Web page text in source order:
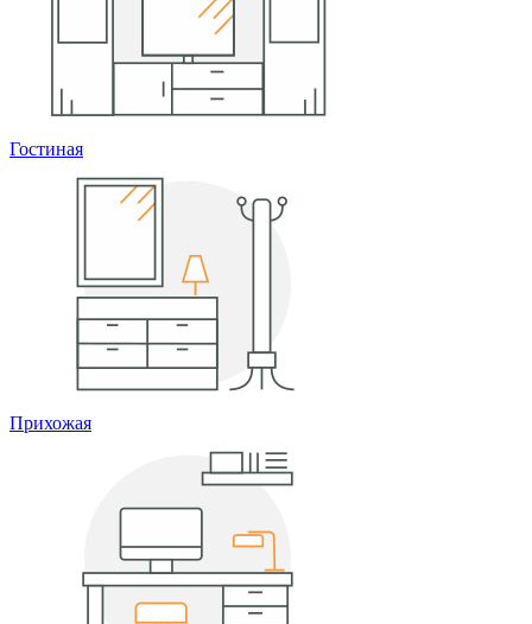
Гостиная
Прихожая